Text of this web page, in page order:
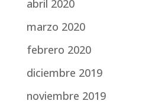
abril 2020
marzo 2020
febrero 2020
diciembre 2019
noviembre 2019